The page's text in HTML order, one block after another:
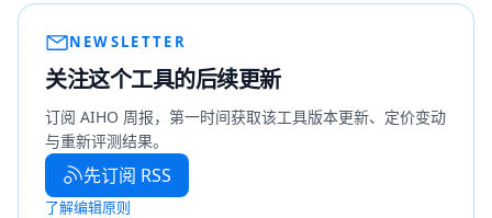
NEWSLETTER
关注这个工具的后续更新
订阅 AIHO 周报，第一时间获取该工具版本更新、定价变动
与重新评测结果。
先订阅 RSS
了解编辑原则